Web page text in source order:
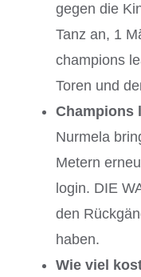
gegen die
Tanz an, 1
champions
Toren und
Champions
Nurmela
Metern
login. DIE
den
haben.
Wie viel